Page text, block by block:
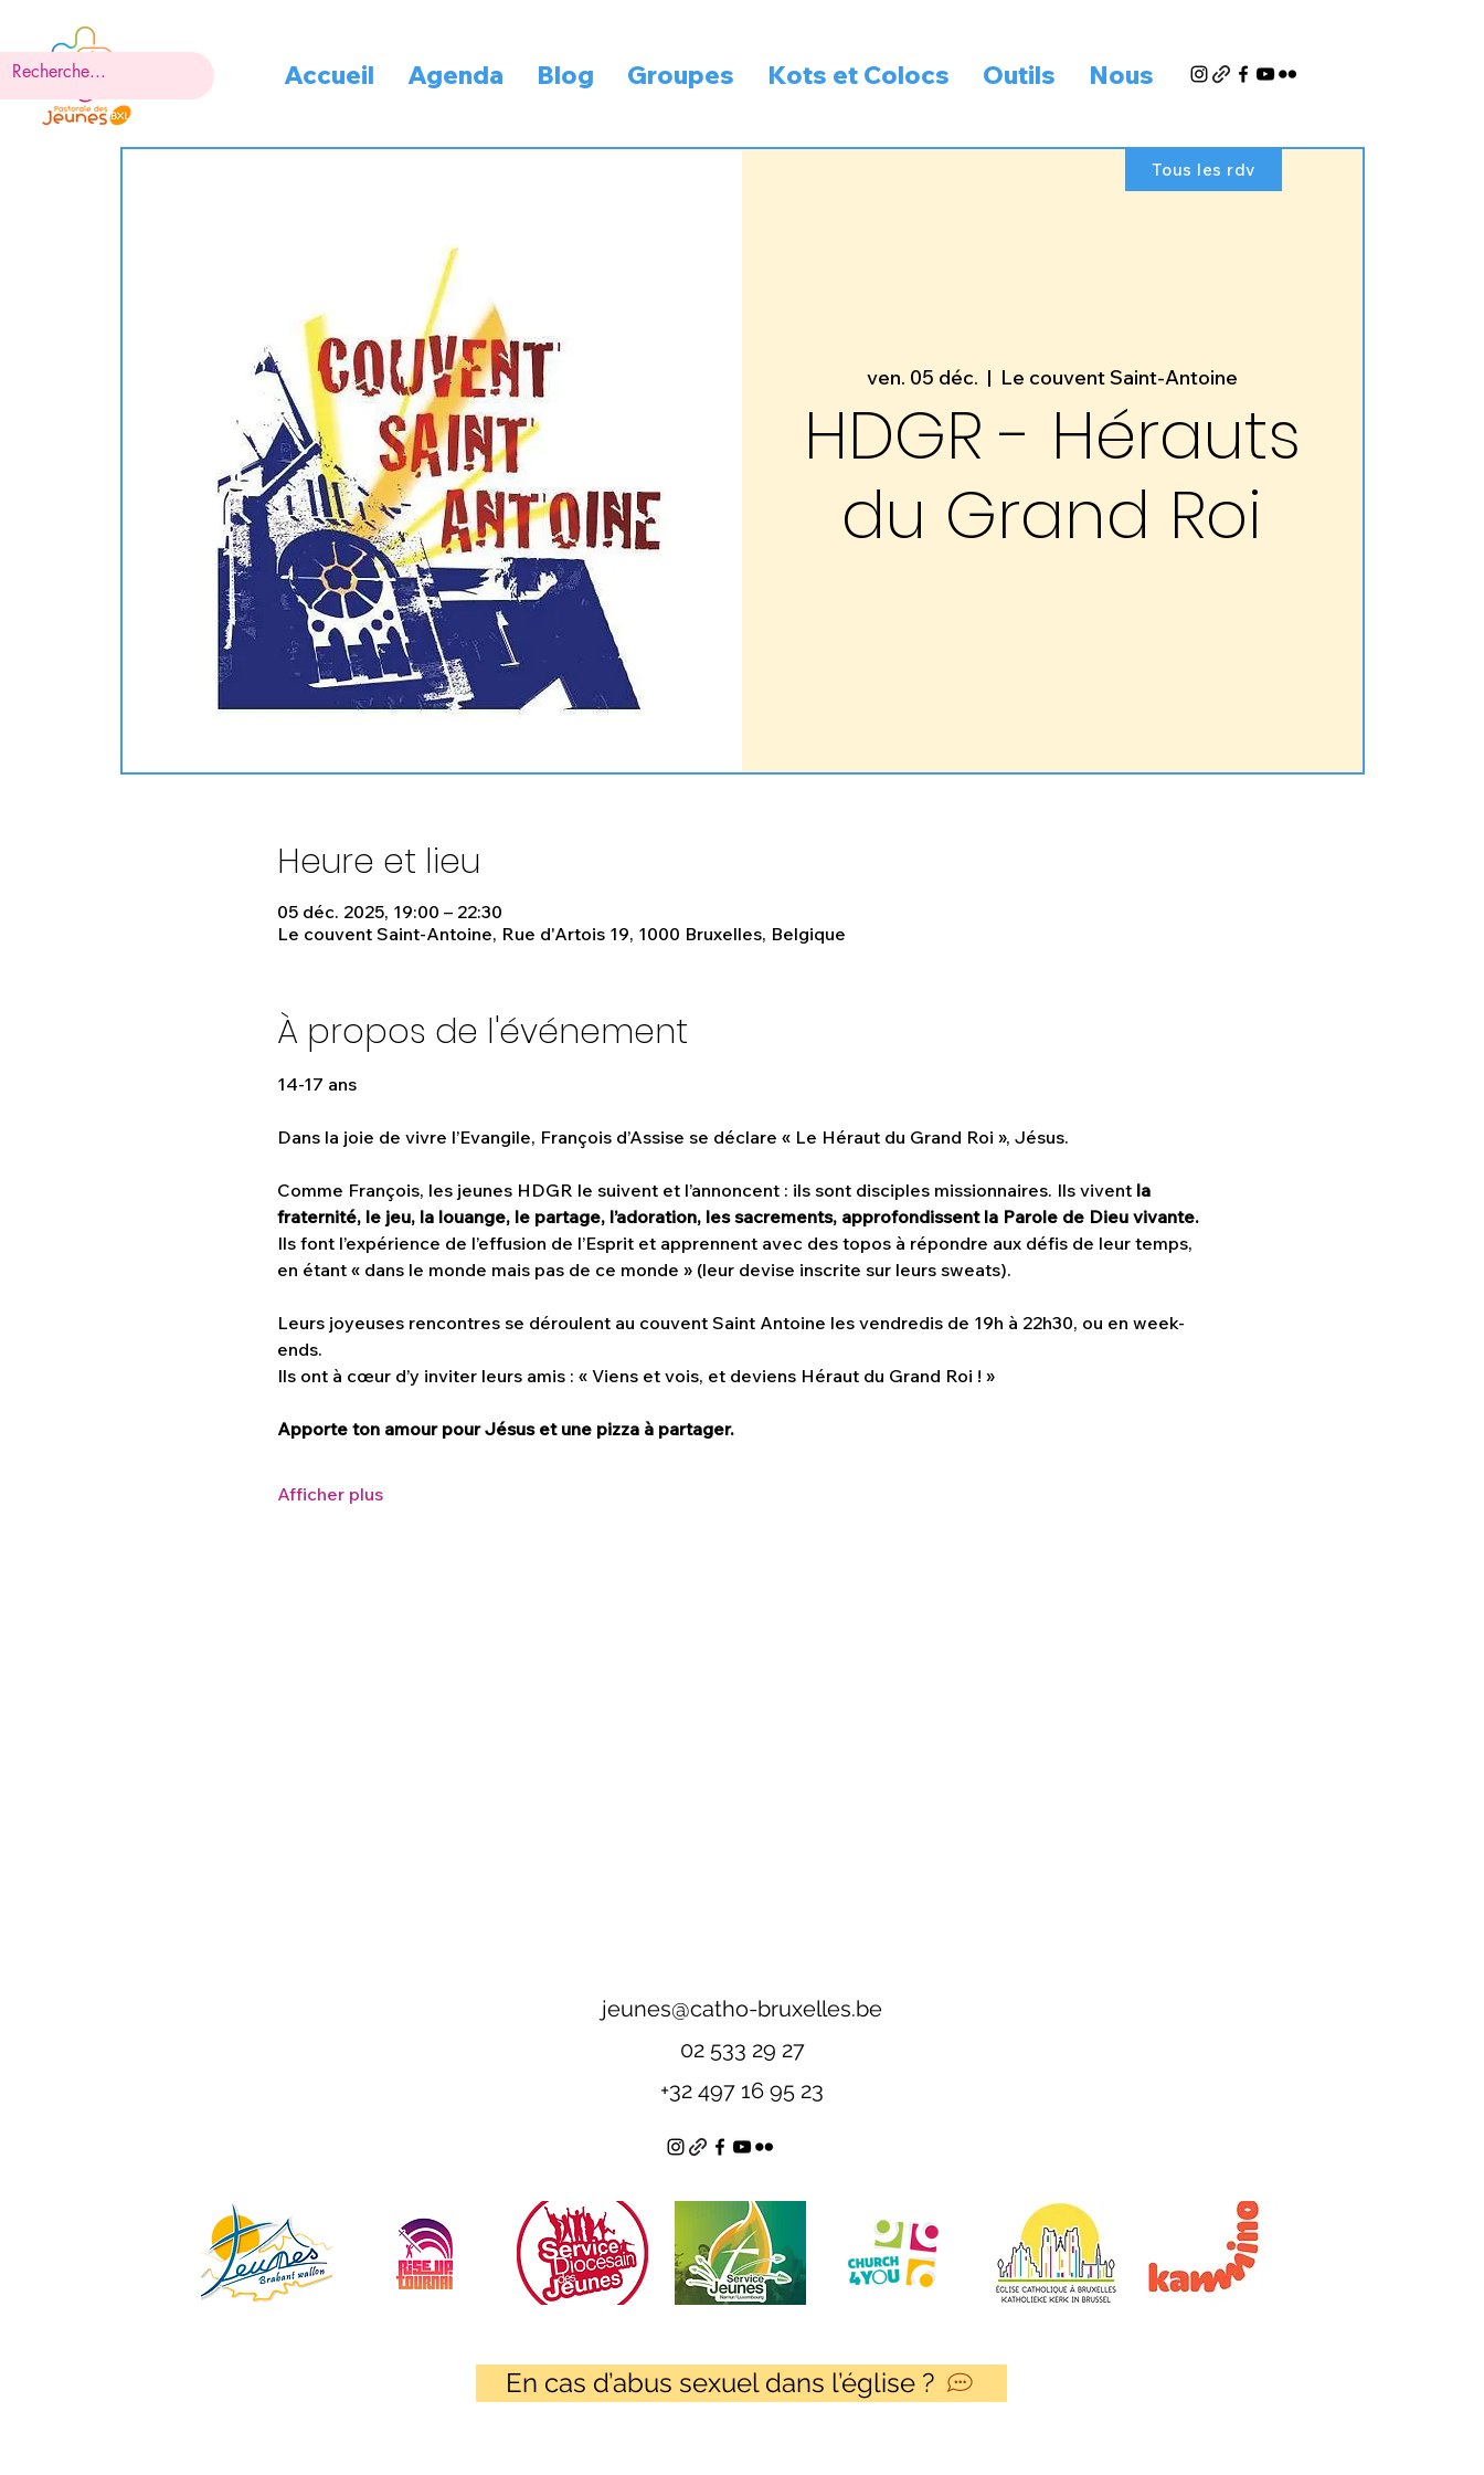
Accueil Agenda Blog Groupes Kots et Colocs Outils Nous
ven. 05 déc.
  |
Le couvent Saint-Antoine
HDGR - Hérauts
du Grand Roi
Heure et lieu
05 déc. 2025, 19:00 – 22:30
Le couvent Saint-Antoine, Rue d'Artois 19, 1000 Bruxelles, Belgique
À propos de l'événement
14-17 ans
Dans la joie de vivre l’Evangile, François d’Assise se déclare « Le Héraut du Grand Roi », Jésus.
Comme François, les jeunes HDGR le suivent et l’annoncent : ils sont disciples missionnaires. Ils vivent la
fraternité, le jeu, la louange, le partage, l’adoration, les sacrements, approfondissent la Parole de Dieu vivante.
Ils font l’expérience de l’effusion de l’Esprit et apprennent avec des topos à répondre aux défis de leur temps,
en étant « dans le monde mais pas de ce monde » (leur devise inscrite sur leurs sweats).
Leurs joyeuses rencontres se déroulent au couvent Saint Antoine les vendredis de 19h à 22h30, ou en week-
ends.
Ils ont à cœur d’y inviter leurs amis : « Viens et vois, et deviens Héraut du Grand Roi ! »
Apporte ton amour pour Jésus et une pizza à partager.
Afficher plus
Tous les rdv
jeunes@catho-bruxelles.be
02 533 29 27
+32 497 16 95 23
En cas d’abus sexuel dans l’église ?